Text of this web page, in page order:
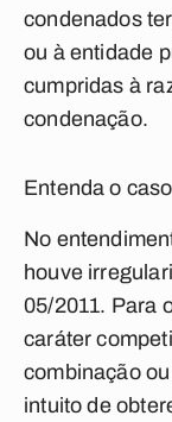
condenados
ou à entidade
cumpridas à
condenação.
Entenda o caso
No
houve
05/2011. Para
caráter
combinação
intuito de